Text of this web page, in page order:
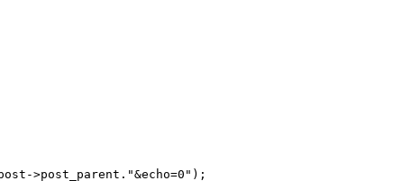
>post_parent."&echo=0");